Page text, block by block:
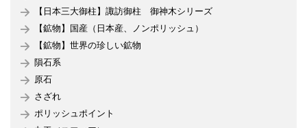
【日本三大御柱】諏訪御柱 御神木シリーズ
【鉱物】国産（日本産、ノンポリッシュ）
【鉱物】世界の珍しい鉱物
隕石系
原石
さざれ
ポリッシュポイント